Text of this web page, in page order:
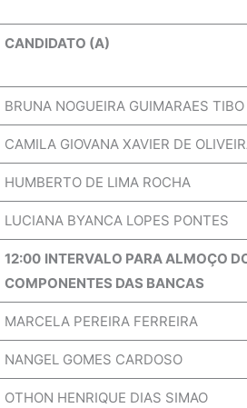
CANDIDATO (A)
BRUNA NOGUEIRA GUIMARAES TIBO
CAMILA GIOVANA XAVIER DE
HUMBERTO DE LIMA ROCHA
LUCIANA BYANCA LOPES PONTES
12:00 INTERVALO PARA ALMOÇO
COMPONENTES DAS BANCAS
MARCELA PEREIRA FERREIRA
NANGEL GOMES CARDOSO
OTHON HENRIQUE DIAS SIMAO